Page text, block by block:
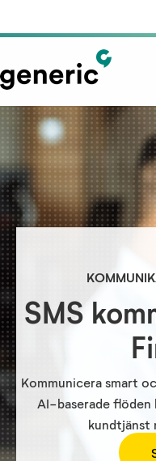
SMS
Kommunicera smart
AI-baserade
kundtjänst